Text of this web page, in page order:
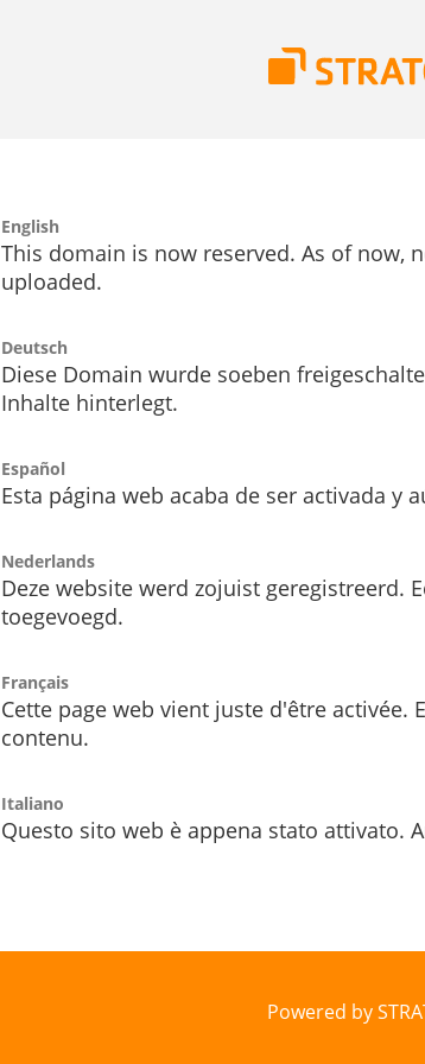
English
This domain is now reserved. As of now,
uploaded.
Deutsch
Diese Domain wurde soeben
Inhalte hinterlegt.
Español
Esta página web acaba de ser activada y
Nederlands
Deze website werd zojuist geregistreerd.
toegevoegd.
Français
Cette page web vient juste d'être activée.
contenu.
Italiano
Questo sito web è appena stato attivato.
Powered by